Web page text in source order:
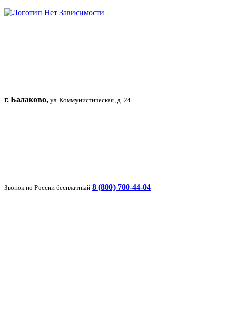
г. Балаково, ул. Коммунистическая, д. 24
Звонок по России бесплатный 8 (800) 700-44-04